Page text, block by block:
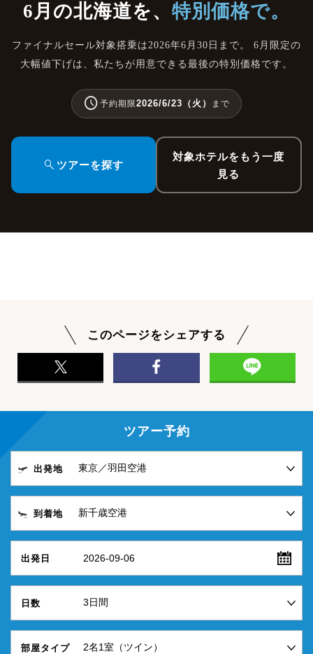
6月の北海道を、 特別価格で。
ファイナルセール対象搭乗は2026年6月30日 まで。 6月限定の
大幅値下げは、私たちが用意できる最後の特別価格です。
schedule 予約期限2026/6/23（火） まで
search ツアーを探す
対象ホテルをもう一度
見る
このページをシェアする
ツアー予約
出発地
到着地
出発日 2026-09-06
日数
部屋タイプ